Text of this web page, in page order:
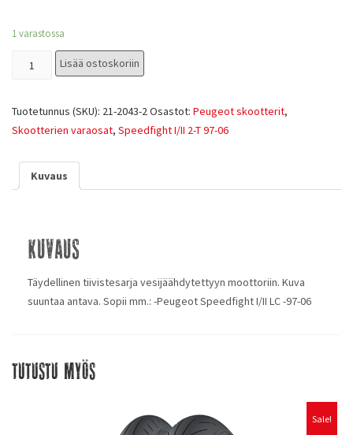
1 varastossa
Lisää ostoskoriin
Tuotetunnus (SKU): 21-2043-2Osastot: Peugeot skootterit,
Skootterien varaosat, Speedfight I/II 2-T 97-06
Kuvaus
Kuvaus
Täydellinen tiivistesarja vesijäähdytettyyn moottoriin. Kuva
suuntaa antava. Sopii mm.: -Peugeot Speedfight I/II LC -97-06
Tutustu myös
Sale!